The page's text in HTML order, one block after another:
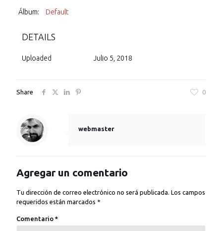
Álbum: Default
DETAILS
Uploaded Julio 5, 2018
Share 0
webmaster
Agregar un comentario
Tu dirección de correo electrónico no será publicada. Los campos
requeridos están marcados *
Comentario *